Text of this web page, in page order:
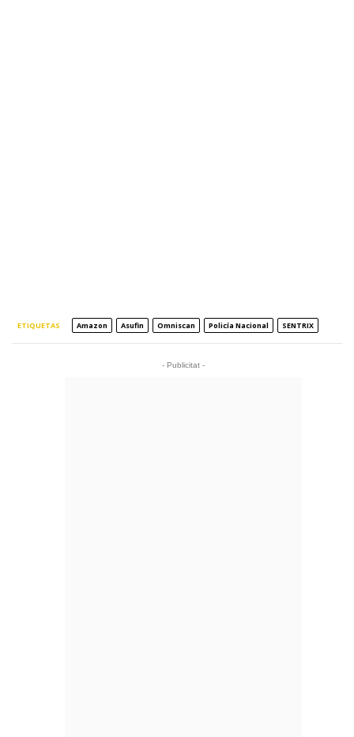
ETIQUETAS Amazon Asufin Omniscan Policía Nacional SENTRIX
- Publicitat -